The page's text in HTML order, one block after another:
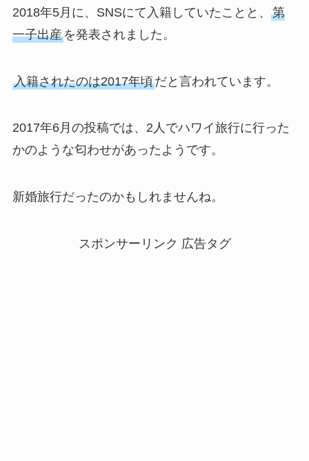
2018年5月に、SNSにて入籍していたことと、 第
一子出産を発表されました。
入籍されたのは2017年頃だと言われています。
2017年6月の投稿では、2人でハワイ旅行に行った
かのような匂わせがあったようです。
新婚旅行だったのかもしれませんね。
スポンサーリンク 広告タグ